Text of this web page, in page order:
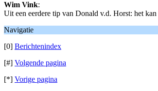
Wim Vink:
Uit een eerdere tip van Donald v.d. Horst: het
Navigatie
[0] Berichtenindex
[#] Volgende pagina
[*] Vorige pagina